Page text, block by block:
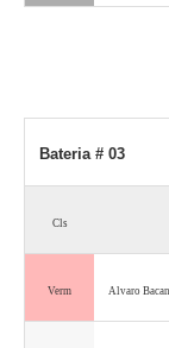
Bateria # 03
Cls
Verm Alvaro